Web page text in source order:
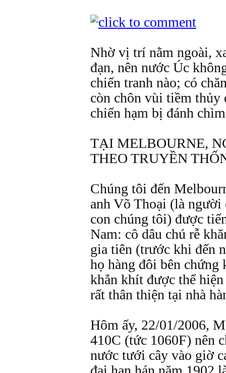
Nhờ vị trí nằm ngoài,
đạn, nên nước Úc
chiến tranh nào; có
còn chôn vùi tiềm thủy
chiến hạm bị đánh
TẠI MELBOURNE,
THEO TRUYỀN
Chúng tôi đến
anh Võ Thoại (là người
con chúng tôi) được
Nam: cô dâu chú rễ
gia tiên (trước khi đến
họ hàng đôi bên
khắn khít được thể
rất thân thiện tại nhà
Hôm ấy, 22/01/2006,
410C (tức 1060F) nên
nước tưới cây vào giờ